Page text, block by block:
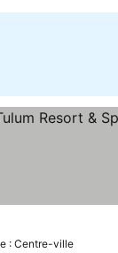
: Centre-ville